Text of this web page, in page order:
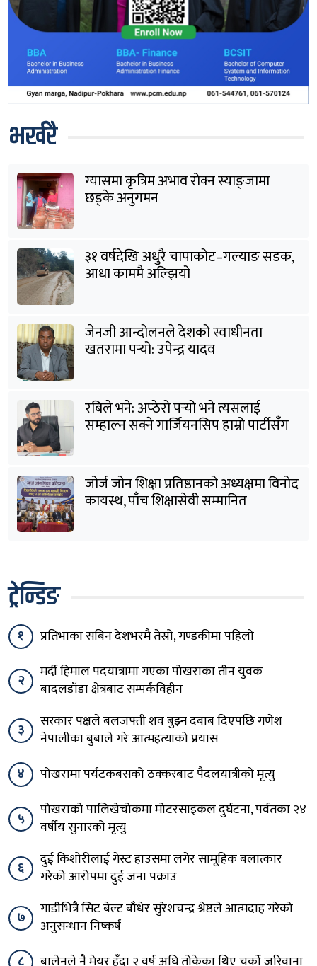
भर्खरै
ग्यासमा कृत्रिम अभाव रोक्न स्याङ्जामा
छड्के अनुगमन
३१ वर्षदेखि अधुरै चापाकोट–गल्याङ सडक,
आधा काममै अल्झियो
जेनजी आन्दोलनले देशको स्वाधीनता
खतरामा पर्‍यो: उपेन्द्र यादव
रबिले भने: अप्ठेरो पर्‍यो भने त्यसलाई
सम्हाल्न सक्ने गार्जियनसिप हाम्रो पार्टीसँग
जोर्ज जोन शिक्षा प्रतिष्ठानको अध्यक्षमा विनोद
कायस्थ, पाँच शिक्षासेवी सम्मानित
ट्रेन्डिङ
१ प्रतिभाका सबिन देशभरमै तेस्रो, गण्डकीमा पहिलो
२
मर्दी हिमाल पदयात्रामा गएका पोखराका तीन युवक
बादलडाँडा क्षेत्रबाट सम्पर्कविहीन
३
सरकार पक्षले बलजफ्ती शव बुझ्न दबाब दिएपछि गणेश
नेपालीका बुबाले गरे आत्महत्याको प्रयास
४
पोखरामा पर्यटकबसको ठक्करबाट पैदलयात्रीको मृत्यु
५
पोखराको पालिखेचोकमा मोटरसाइकल दुर्घटना, पर्वतका २४
वर्षीय सुनारको मृत्यु
६
दुई किशोरीलाई गेस्ट हाउसमा लगेर सामूहिक बलात्कार
गरेको आरोपमा दुई जना पक्राउ
७
गाडीभित्रै सिट बेल्ट बाँधेर सुरेशचन्द्र श्रेष्ठले आत्मदाह गरेको
अनुसन्धान निष्कर्ष